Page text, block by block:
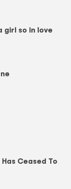
girl so in love
Ceased To